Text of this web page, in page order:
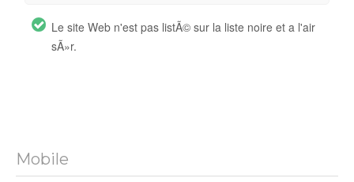
Le site Web n'est pas listÃ© sur la liste noire et a l'air
sÃ»r.
Mobile